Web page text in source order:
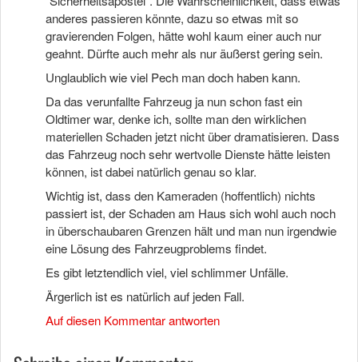
anderes passieren könnte, dazu so etwas mit so
gravierenden Folgen, hätte wohl kaum einer auch nur
geahnt. Dürfte auch mehr als nur äußerst gering sein.
Unglaublich wie viel Pech man doch haben kann.
Da das verunfallte Fahrzeug ja nun schon fast ein
Oldtimer war, denke ich, sollte man den wirklichen
materiellen Schaden jetzt nicht über dramatisieren. Dass
das Fahrzeug noch sehr wertvolle Dienste hätte leisten
können, ist dabei natürlich genau so klar.
Wichtig ist, dass den Kameraden (hoffentlich) nichts
passiert ist, der Schaden am Haus sich wohl auch noch
in überschaubaren Grenzen hält und man nun irgendwie
eine Lösung des Fahrzeugproblems findet.
Es gibt letztendlich viel, viel schlimmer Unfälle.
Ärgerlich ist es natürlich auf jeden Fall.
Auf diesen Kommentar antworten